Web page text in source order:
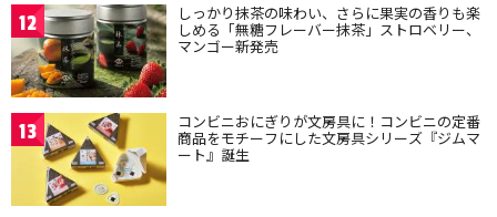
12 しっかり抹茶の味わい、さらに果実の香りも楽
しめる「無糖フレーバー抹茶」ストロベリー、
マンゴー新発売
13 コンビニおにぎりが文房具に！コンビニの定番
商品をモチーフにした文房具シリーズ『ジムマ
ート』誕生